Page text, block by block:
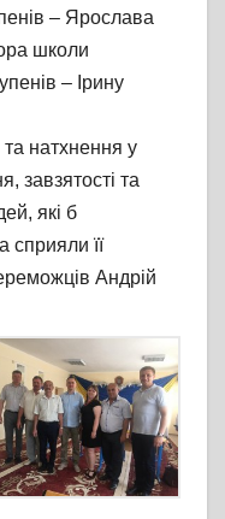
– Ярослава
школи
– Ірину
натхнення у
завзятості та
які б
сприяли її
Андрій